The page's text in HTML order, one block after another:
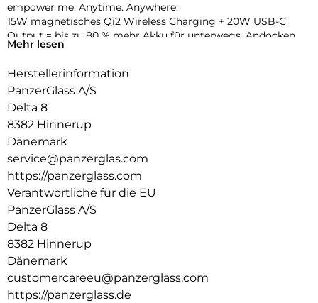
empower me. Anytime. Anywhere:
15W magnetisches Qi2 Wireless Charging + 20W USB-C
Output = bis zu 80 % mehr Akku für unterwegs. Andocken,
laden, weitermachen – ganz ohne Kabelsalat. Und das Beste:
Plastikverpackung.
Mehr lesen
Herstellerinformation
PanzerGlass A/S
Delta 8
8382 Hinnerup
Dänemark
service@panzerglas.com
https://panzerglass.com
Verantwortliche für die EU
PanzerGlass A/S
Delta 8
8382 Hinnerup
Dänemark
customercareeu@panzerglass.com
https://panzerglass.de